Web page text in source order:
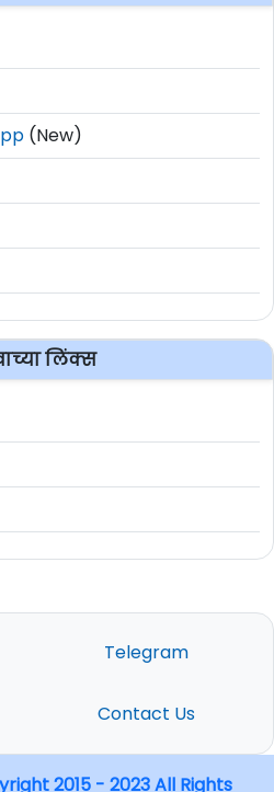
(New)
लिंक्स
Telegram
Contact Us
2015 - 2023 All Rights